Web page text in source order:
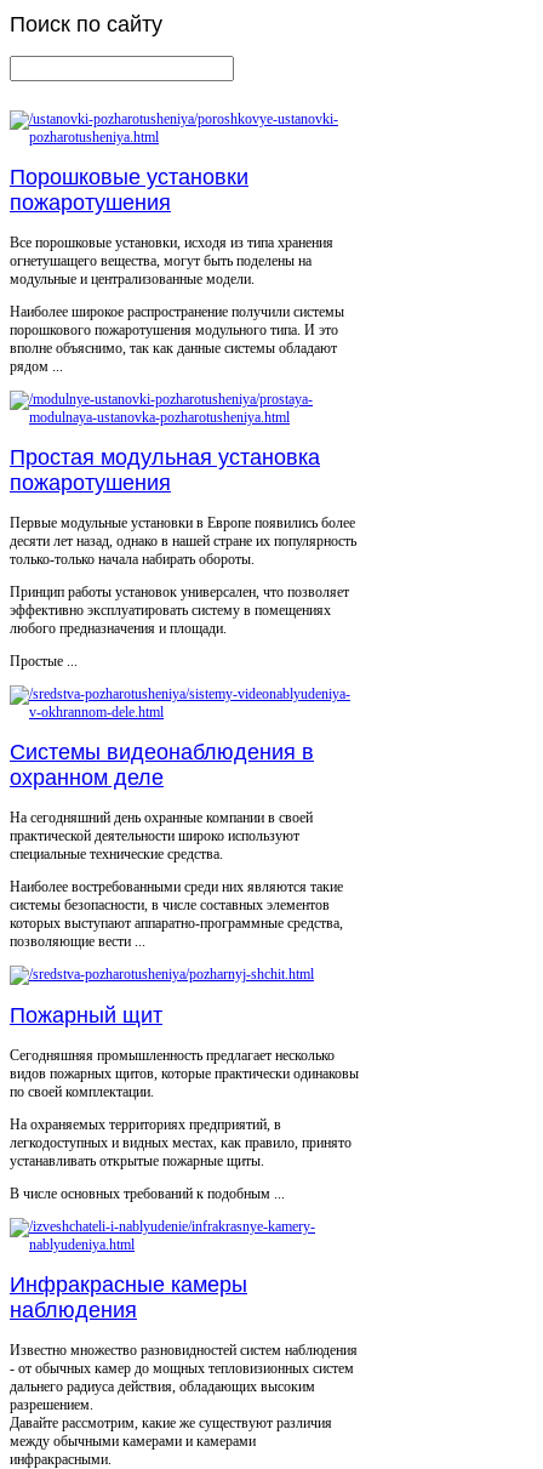
Поиск по сайту
Порошковые установки
пожаротушения
Все порошковые установки, исходя из типа хранения
огнетушащего вещества, могут быть поделены на
модульные и централизованные модели.
Наиболее широкое распространение получили системы
порошкового пожаротушения модульного типа. И это
вполне объяснимо, так как данные системы обладают
рядом ...
Простая модульная установка
пожаротушения
Первые модульные установки в Европе появились более
десяти лет назад, однако в нашей стране их популярность
только-только начала набирать обороты.
Принцип работы установок универсален, что позволяет
эффективно эксплуатировать систему в помещениях
любого предназначения и площади.
Простые ...
Системы видеонаблюдения в
охранном деле
На сегодняшний день охранные компании в своей
практической деятельности широко используют
специальные технические средства.
Наиболее востребованными среди них являются такие
системы безопасности, в числе составных элементов
которых выступают аппаратно-программные средства,
позволяющие вести ...
Пожарный щит
Сегодняшняя промышленность предлагает несколько
видов пожарных щитов, которые практически одинаковы
по своей комплектации.
На охраняемых территориях предприятий, в
легкодоступных и видных местах, как правило, принято
устанавливать открытые пожарные щиты.
В числе основных требований к подобным ...
Инфракрасные камеры
наблюдения
Известно множество разновидностей систем наблюдения
- от обычных камер до мощных тепловизионных систем
дальнего радиуса действия, обладающих высоким
разрешением.
Давайте рассмотрим, какие же существуют различия
между обычными камерами и камерами
инфракрасными.